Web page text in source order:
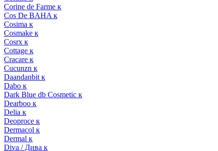
Corine de Farme к
Cos De BAHA к
Cosima к
Cosmake к
Cosrx к
Cottage к
Cracare к
Cucunzn к
Daandanbit к
Dabo к
Dark Blue db Cosmetic к
Dearboo к
Delia к
Deoproce к
Dermacol к
Dermal к
Diva / Дива к